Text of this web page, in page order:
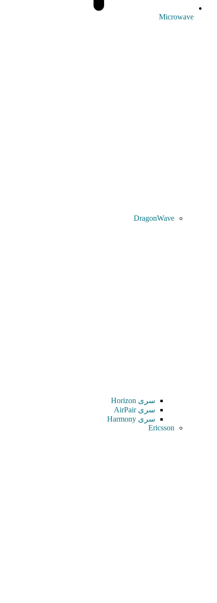
Microwave
DragonWave
سری Horizon
سری AirPair
سری Harmony
Ericsson